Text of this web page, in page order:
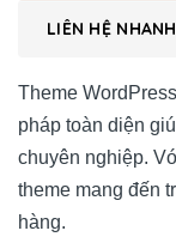
LIÊN HỆ NHANH
Theme
pháp toàn diện
chuyên nghiệp.
theme mang đến
hàng.